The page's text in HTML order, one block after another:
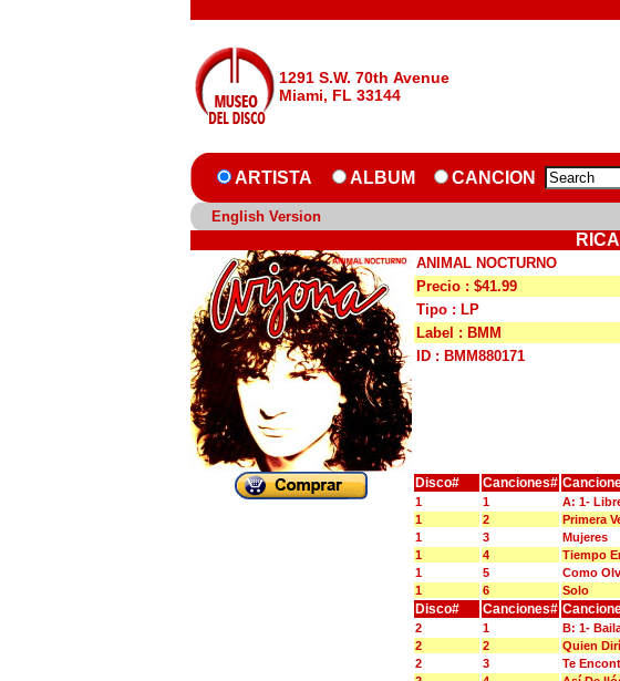
1291 S.W. 70th Avenue
Miami, FL 33144
ARTISTA ALBUM CANCION
English Version
ANIMAL NOCTURNO
Precio : $41.99
Tipo : LP
Label : BMM
ID : BMM880171
Disco# Canciones#
1 1
A: 1-
1
2
Primera
1
3
Mujeres
1
4
Tiempo
1
5
Como
1
6 Solo
Disco# Canciones#
2 1
B: 1-
2
2
Quien
2
3
Te